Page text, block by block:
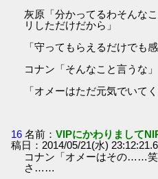
灰原「分かってるわそんな
リしただけだから」
「守ってもらえるだけでも
コナン「そんなこと言うな」
「オメーはただ元気でいて
16 名前：VIPにかわりまして
稿日：2014/05/21(水)
コナン「オメーはその……
さ……